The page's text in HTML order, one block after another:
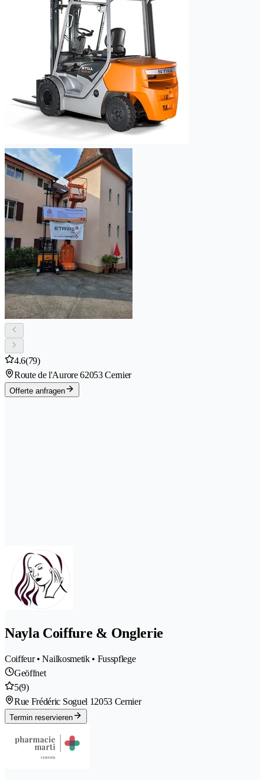
4.6(79)
Route de l'Aurore 62053 Cernier
Offerte anfragen
Nayla Coiffure & Onglerie
Coiffeur • Nailkosmetik • Fusspflege
Geöffnet
5(9)
Rue Frédéric Soguel 12053 Cernier
Termin reservieren